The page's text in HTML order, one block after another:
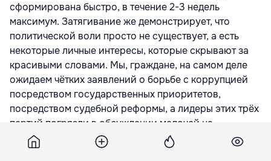
сформирована быстро, в течение 2-3 недель
максимум. Затягивание же демонстрирует, что
политической воли просто не существует, а есть
некоторые личные интересы, которые скрывают за
красивыми словами. Мы, граждане, на самом деле
ожидаем чётких заявлений о борьбе с коррупцией
посредством государственных приоритетов,
посредством судебной реформы, а лидеры этих трёх
партий погрязли в обсуждении мелочей на
протяжении вот уже 1,5 месяцев», - отметил
политический аналитик Аркадие Барбэрошие.